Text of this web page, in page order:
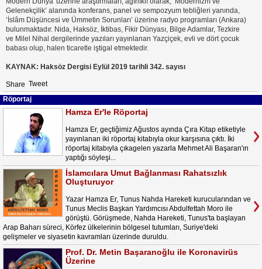
Gelenekçilik’ alanında konferans, panel ve sempozyum tebliğleri yanında,
‘İslâm Düşüncesi ve Ümmetin Sorunları’ üzerine radyo programları (Ankara)
bulunmaktadır. Nida, Haksöz, İktibas, Fikir Dünyası, Bilge Adamlar, Tezkire
ve Milel Nihal dergilerinde yazıları yayınlanan Yazçiçek, evli ve dört çocuk
babası olup, halen ticaretle iştigal etmektedir.
KAYNAK: Haksöz Dergisi Eylül 2019 tarihli 342. sayısı
Share Tweet
Röportaj
Hamza Er'le Röportaj
Hamza Er, geçtiğimiz Ağustos ayında Çıra Kitap etiketiyle
yayınlanan iki röportaj kitabıyla okur karşısına çıktı. İki
röportaj kitabıyla çıkagelen yazarla Mehmet Ali Başaran'ın
yaptığı söyleşi...
İslamcılara Umut Bağlanması Rahatsızlık
Oluşturuyor
Yazar Hamza Er, Tunus Nahda Hareketi kurucularından ve
Tunus Meclis Başkan Yardımcısı Abdulfettah Moro ile
görüştü. Görüşmede, Nahda Hareketi, Tunus'ta başlayan
Arap Baharı süreci, Körfez ülkelerinin bölgesel tutumları, Suriye'deki
gelişmeler ve siyasetin kavramları üzerinde duruldu.
Prof. Dr. Metin Başaranoğlu ile Koronavirüs
Üzerine